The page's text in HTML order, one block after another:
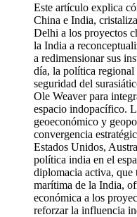
Este artículo explica
China e India,
Delhi a los proyectos
la India a
a redimensionar sus
día, la política
seguridad del
Ole Weaver para
espacio indopacífico.
geoeconómico y
convergencia
Estados Unidos,
política india en el
diplomacia activa, que
marítima de la India,
económica a los
reforzar la influencia